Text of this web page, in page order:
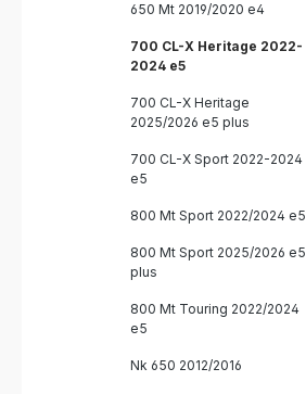
650 Mt 2019/2020 e4
700 CL-X Heritage 2022-
2024 e5
700 CL-X Heritage
2025/2026 e5 plus
700 CL-X Sport 2022-2024
e5
800 Mt Sport 2022/2024 e5
800 Mt Sport 2025/2026 e5
plus
800 Mt Touring 2022/2024
e5
Nk 650 2012/2016